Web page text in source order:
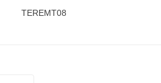
TEREMT08